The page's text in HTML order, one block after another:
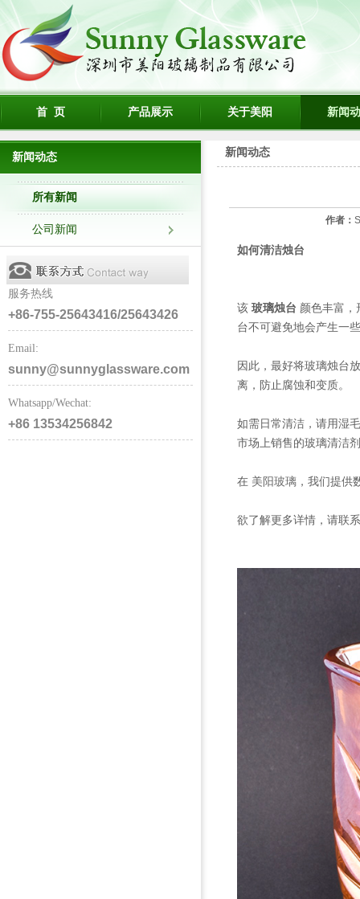
首 页 产品展示 关于美阳 新闻
新闻动态
所有新闻
公司新闻
服务热线
+86-755-25643416/25643426
Email:
sunny@sunnyglassware.com
Whatsapp/Wechat:
+86 13534256842
新闻动态
作者：
如何清洁烛台
该 玻璃烛台 颜色丰富，
台不可避免地会产生一
因此，最好将玻璃烛台
离，防止腐蚀和变质。
如需日常清洁，请用湿
市场上销售的玻璃清洁
在 美阳玻璃 ，我们提
欲了解更多详情，请联